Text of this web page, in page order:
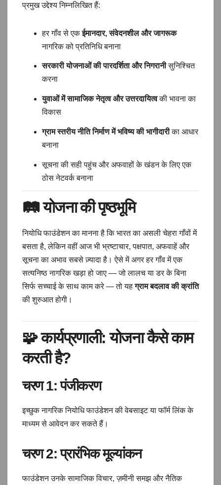
प्रमुख उद्देश्य निम्नलिखित हैं:
हर गाँव से एकईमानदार, संवेदनशील और जागरूक
नागरिक को प्रतिनिधि बनाना
सरकारी योजनाओं की पारदर्शिता और निगरानीसुनिश्चित
करना
युवाओं में सामाजिक नेतृत्व और उत्तरदायित्वकी भावना का
विकास
ग्राम स्तरीय नीति निर्माण में भविष्य की भागीदारीका आधार
बनाना
सूचना की सही पहुंच और अफवाहों के खंडन के लिए एक
ठोस नेटवर्क बनाना
🛤️योजना की पृष्ठभूमि
नियोधि फाउंडेशन का मानना है कि भारत का असली चेहरा गाँवों में
बसता है, लेकिन वहीं आज भी भ्रष्टाचार, पक्षपात, अफवाहें और
सूचना का अभाव सबसे ज़्यादा है। ऐसे में अगर हर गाँव में एक
सत्यनिष्ठ नागरिक खड़ा हो जाए — जो लालच या डर के बिना
सिर्फ सच्चाई के साथ काम करे — तो यहग्राम बदलाव की क्रांति
की शुरुआत होगी।
🧩कार्यप्रणाली: योजना कैसे काम
करती है?
चरण 1:पंजीकरण
इच्छुक नागरिक नियोधि फाउंडेशन की वेबसाइट या फॉर्म लिंक के
माध्यम से आवेदन कर सकते हैं।
चरण 2:प्रारंभिक मूल्यांकन
फाउंडेशन उनके सामाजिक विचार, ज़मीनी समझ और नैतिक